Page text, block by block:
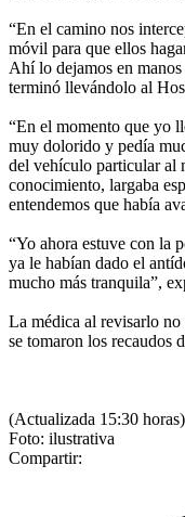
“En el camino nos
móvil para que ellos
Ahí lo dejamos en
terminó llevándolo al
“En el momento que yo
muy dolorido y pedía
del vehículo particular al
conocimiento, largaba
entendemos que había
“Yo ahora estuve con la
ya le habían dado el
mucho más tranquila”,
La médica al revisarlo
se tomaron los recaudos
(Actualizada 15:30 horas)
Foto: ilustrativa
Compartir: